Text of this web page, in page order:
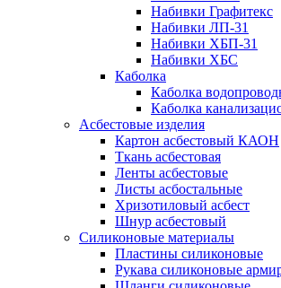
Набивки Графитекс
Набивки ЛП-31
Набивки ХБП-31
Набивки ХБС
Каболка
Каболка
Каболка
Асбестовые изделия
Картон асбестовый КАОН
Ткань асбестовая
Ленты асбестовые
Листы асбостальные
Хризотиловый асбеcт
Шнур асбестовый
Силиконовые материалы
Пластины силиконовые
Рукава силиконовые